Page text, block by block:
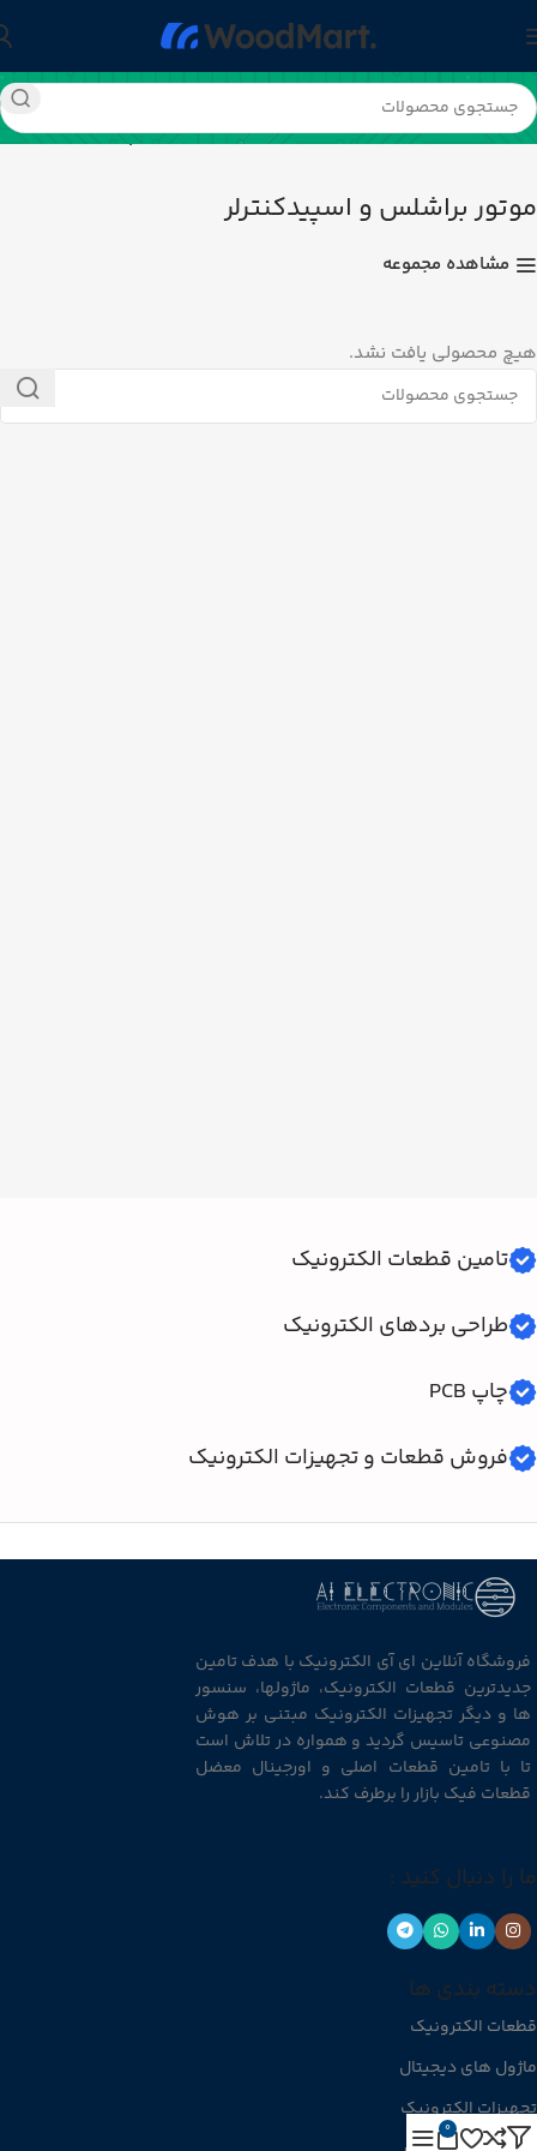
خانه رباتیک و مکاترونیک موتور موتور براشلس و اسپیدکنترلر
موتور براشلس و اسپیدکنترلر
مشاهده مجموعه
هیچ محصولی یافت نشد.
تامین قطعات الکترونیک
طراحی بردهای الکترونیک
چاپ PCB
فروش قطعات و تجهیزات الکترونیک
فروشگاه آنلاین ای آی الکترونیک با هدف تامین
جدیدترین قطعات الکترونیک، ماژولها، سنسور
ها و دیگر تجهیزات الکترونیک مبتنی بر هوش
مصنوعی تاسیس گردید و همواره در تلاش است
تا با تامین قطعات اصلی و اورجینال معضل
قطعات فیک بازار را برطرف کند.
ما را دنبال کنید :
دسته بندی ها
قطعات الکترونیک
ماژول های دیجیتال
تجهیزات الکترونیک
0